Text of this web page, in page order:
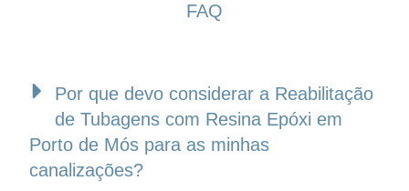
FAQ
Por que devo considerar a Reabilitação
de Tubagens com Resina Epóxi em
Porto de Mós para as minhas
canalizações?